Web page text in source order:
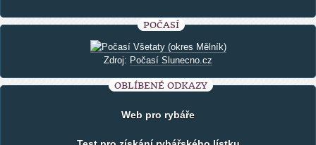
POČASÍ
Zdroj: Počasí Slunecno.cz
OBLÍBENÉ ODKAZY
Web pro rybáře